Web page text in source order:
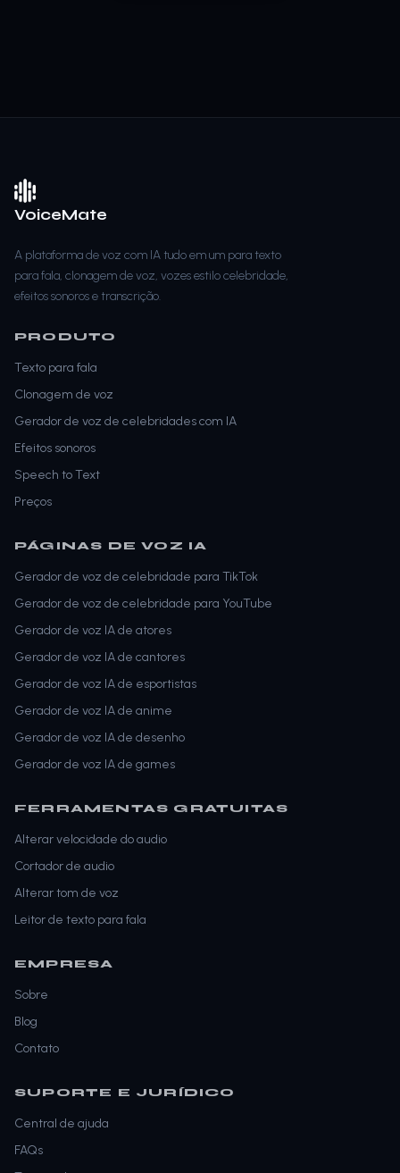
VoiceMate
A plataforma de voz com IA tudo em um para texto
para fala, clonagem de voz, vozes estilo celebridade,
efeitos sonoros e transcrição.
PRODUTO
Texto para fala
Clonagem de voz
Gerador de voz de celebridades com IA
Efeitos sonoros
Speech to Text
Preços
PÁGINAS DE VOZ IA
Gerador de voz de celebridade para TikTok
Gerador de voz de celebridade para YouTube
Gerador de voz IA de atores
Gerador de voz IA de cantores
Gerador de voz IA de esportistas
Gerador de voz IA de anime
Gerador de voz IA de desenho
Gerador de voz IA de games
FERRAMENTAS GRATUITAS
Alterar velocidade do audio
Cortador de audio
Alterar tom de voz
Leitor de texto para fala
EMPRESA
Sobre
Blog
Contato
SUPORTE E JURÍDICO
Central de ajuda
FAQs